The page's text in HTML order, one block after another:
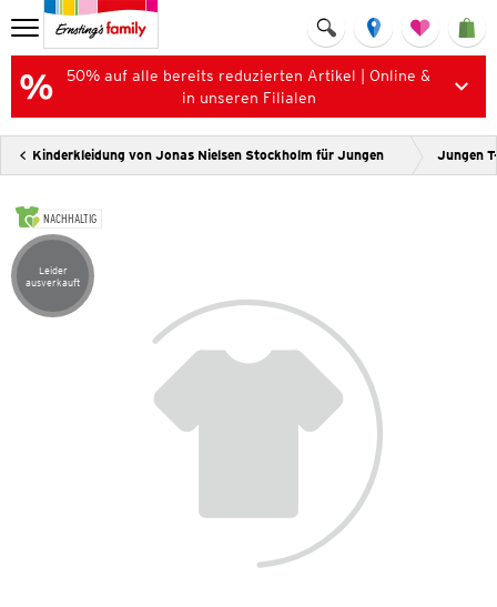
50% auf alle bereits reduzierten Artikel | Online &
in unseren Filialen
Kinderkleidung von Jonas Nielsen Stockholm für Jungen Jungen
NACHHALTIG
Artikel leider ausverkauft
Leider
ausverkauft